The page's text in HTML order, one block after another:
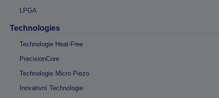
LPGA
Technologies
Technologie Heat-Free
PrecisionCore
Technologie Micro Piezo
Inovativní Technologie